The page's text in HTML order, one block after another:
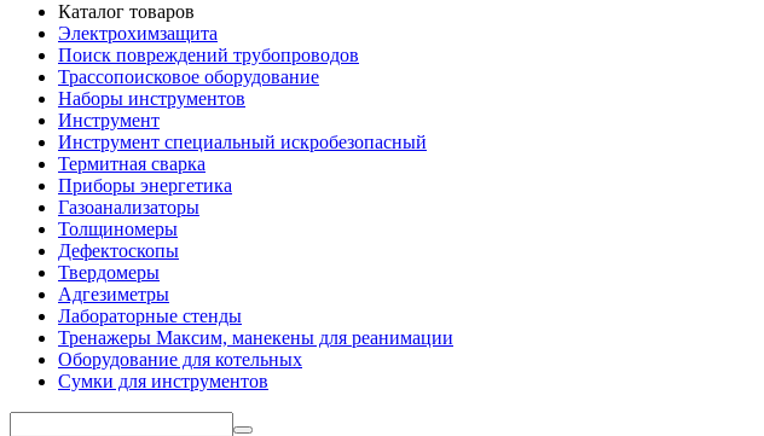
Каталог товаров
Электрохимзащита
Поиск повреждений трубопроводов
Трассопоисковое оборудование
Наборы инструментов
Инструмент
Инструмент специальный искробезопасный
Термитная сварка
Приборы энергетика
Газоанализаторы
Толщиномеры
Дефектоскопы
Твердомеры
Адгезиметры
Лабораторные стенды
Тренажеры Максим, манекены для реанимации
Оборудование для котельных
Сумки для инструментов